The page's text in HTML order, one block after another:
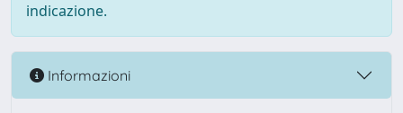
indicazione.
Informazioni